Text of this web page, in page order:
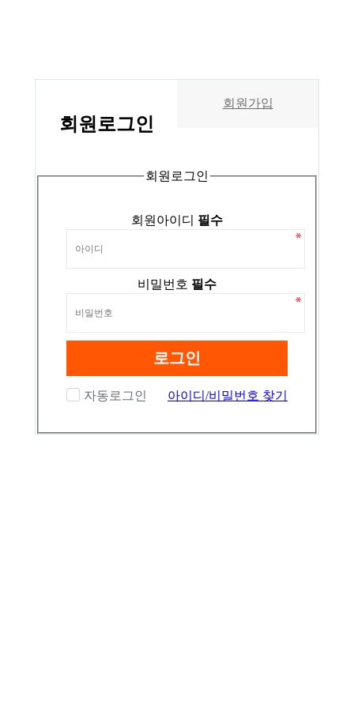
회원 로그인
회원가입
회원로그인
회원아이디 필수
비밀번호 필수
로그인
자동로그인 아이디/비밀번호 찾기